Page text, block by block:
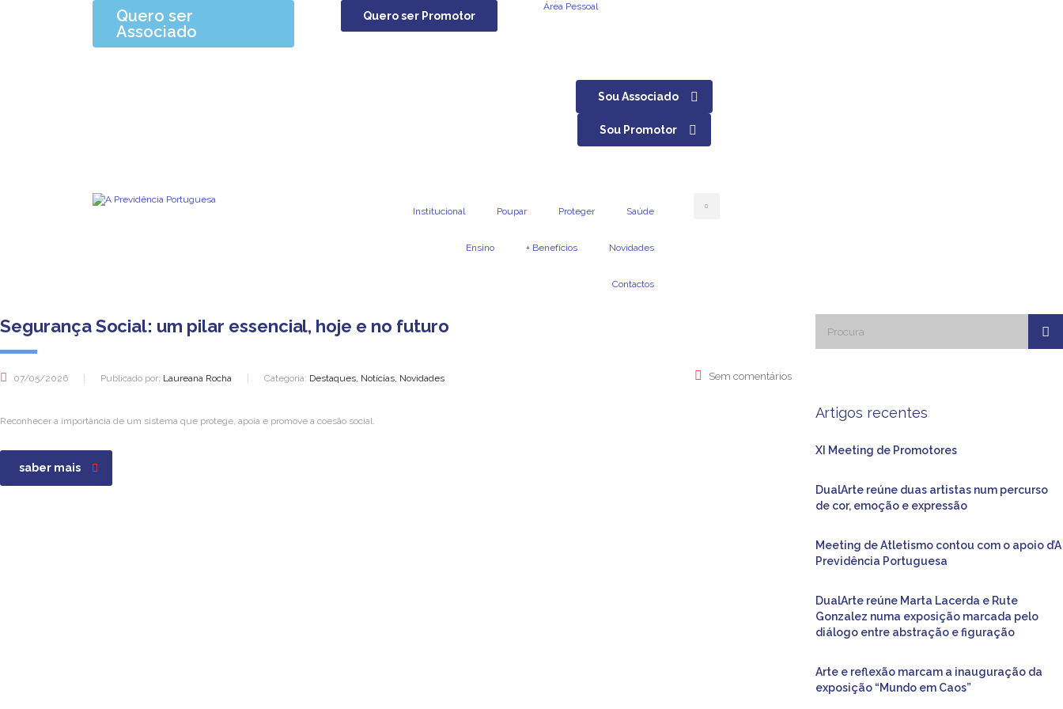
Quero ser
Associado
Quero ser Promotor
Área Pessoal
Sou Associado
Sou Promotor
Institucional Poupar Proteger Saúde
Ensino + Benefícios Novidades
Contactos
Segurança Social: um pilar essencial, hoje e no futuro​
07/05/2026 Publicado por: Laureana Rocha Categoria: Destaques, Notícias, Novidades Sem comentários
Reconhecer a importância de um sistema que protege, apoia e promove a coesão social.
saber mais
Artigos recentes
XI Meeting de Promotores
DualArte reúne duas artistas num percurso
de cor, emoção e expressão
Meeting de Atletismo contou com o apoio d’A
Previdência Portuguesa
DualArte reúne Marta Lacerda e Rute
Gonzalez numa exposição marcada pelo
diálogo entre abstração e figuração
Arte e reflexão marcam a inauguração da
exposição “Mundo em Caos”